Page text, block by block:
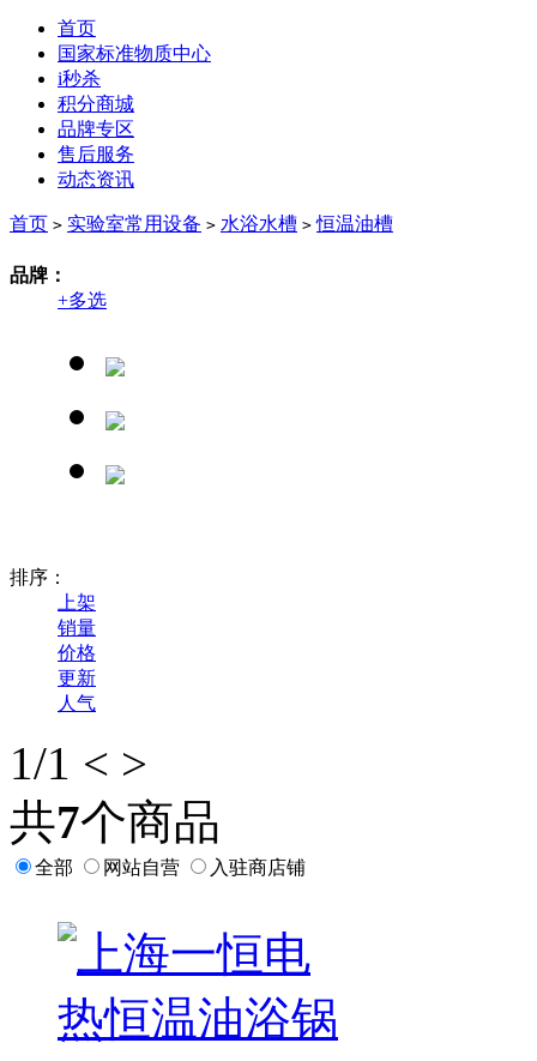
首页
国家标准物质中心
i秒杀
积分商城
品牌专区
售后服务
动态资讯
首页 > 实验室常用设备 > 水浴水槽 > 恒温油槽
品牌：
+多选
排序：
上架
销量
价格
更新
人气
1/1 < >
共7个商品
全部 网站自营 入驻商店铺